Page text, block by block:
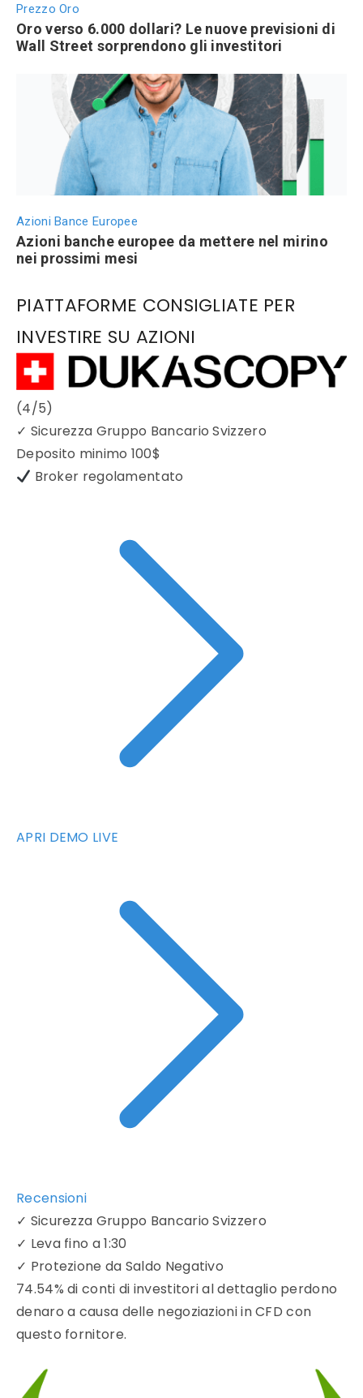
Prezzo Oro
Oro verso 6.000 dollari? Le nuove previsioni di
Wall Street sorprendono gli investitori
Azioni Bance Europee
Azioni banche europee da mettere nel mirino
nei prossimi mesi
PIATTAFORME CONSIGLIATE PER
INVESTIRE SU AZIONI
(4/5)
✓ Sicurezza Gruppo Bancario Svizzero
Deposito minimo 100$
Broker regolamentato
APRI DEMO LIVE
Recensioni
✓ Sicurezza Gruppo Bancario Svizzero
✓ Leva fino a 1:30
✓ Protezione da Saldo Negativo
74.54% di conti di investitori al dettaglio perdono
denaro a causa delle negoziazioni in CFD con
questo fornitore.